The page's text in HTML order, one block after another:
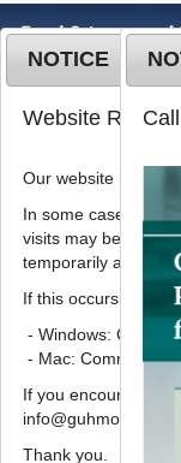
MENU
Korean J. Food
28( 6):799-809
pISSN: 1738-
DOI:https://
Article
백미와 유
의 품질 및
이희원1 ,심기훈
NOTICE
Website
Our website has
In some cases,
visits may be
temporarily appear
If this occurs,
- Windows: Ctrl + F5
- Mac: Command +
If you encounter
info@guhmok.com.
Thank you.